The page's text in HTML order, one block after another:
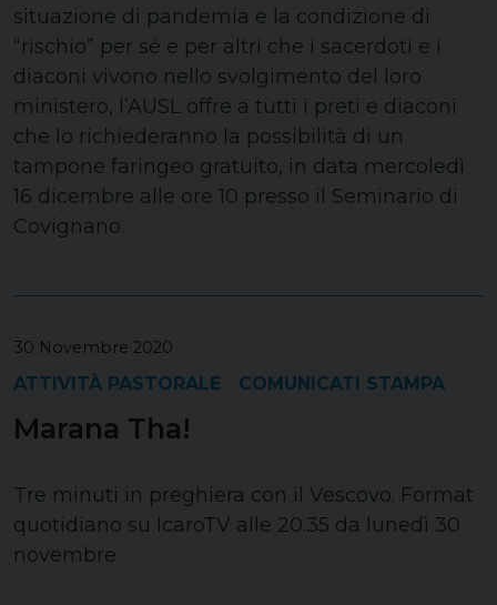
situazione di pandemia e la condizione di
“rischio” per sé e per altri che i sacerdoti e i
diaconi vivono nello svolgimento del loro
ministero, l’AUSL offre a tutti i preti e diaconi
che lo richiederanno la possibilità di un
tampone faringeo gratuito, in data mercoledì
16 dicembre alle ore 10 presso il Seminario di
Covignano.
30 Novembre 2020
ATTIVITÀ PASTORALE COMUNICATI STAMPA
Marana Tha!
Tre minuti in preghiera con il Vescovo. Format
quotidiano su IcaroTV alle 20.35 da lunedì 30
novembre